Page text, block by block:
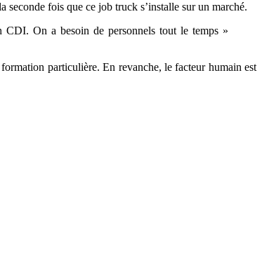
seconde fois que ce job truck s’installe sur un marché.
CDI. On a besoin de personnels tout le temps »
particulière. En revanche, le facteur humain est